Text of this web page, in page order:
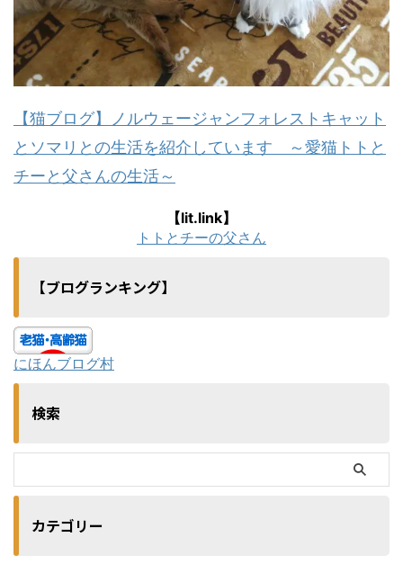
【猫ブログ】ノルウェージャンフォレストキャット
とソマリとの生活を紹介しています ～愛猫トトと
チーと父さんの生活～
【lit.link】
トトとチーの父さん
【ブログランキング】
にほんブログ村
検索
カテゴリー